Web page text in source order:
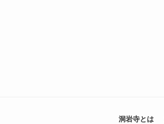
洞岩寺とは